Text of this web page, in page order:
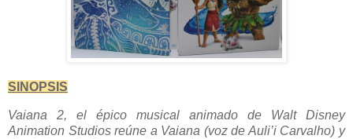
SINOPSIS
Vaiana 2, el épico musical animado de Walt Disney
Animation Studios reúne a Vaiana (voz de Auli’i Carvalho) y